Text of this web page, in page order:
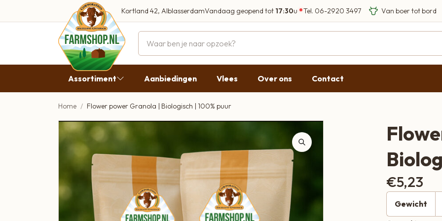
Kortland 42, AlblasserdamVandaag geopend tot 17:30u
Woensdag 09:00 - 17:30
Vrijdag 09:00 - 18:00
09:00 - 17:30
Tel. 06-2920 3497
Eigen Limousin
Eerlijke
Assortiment
Vlees
Broodbeleg & Worst
Boeren Zuivel
Boeren Roomijs
Desembrood
Aanbiedingen Vlees Over ons Contact
Home Flower power Granola | Biologisch | 100% puur
€5,23
Gewicht